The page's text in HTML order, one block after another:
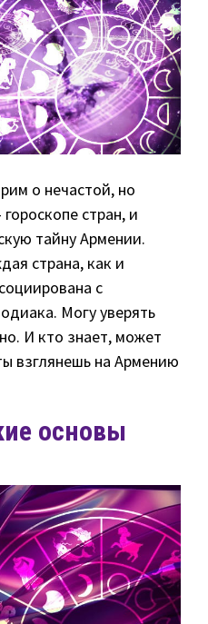
о нечастой, но
стран, и
тайну Армении.
страна, как и
с
Могу уверять
И кто знает, может
взглянешь на Армению
основы